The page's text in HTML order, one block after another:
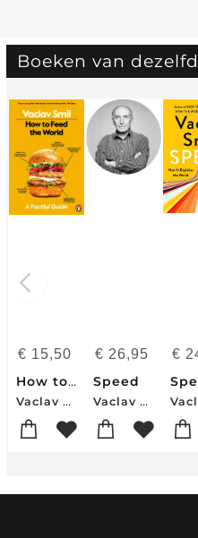
Boeken van
€ 15,50
How to Feed the World
Vaclav Smil
€ 26,95
Speed
Vaclav Smil
€